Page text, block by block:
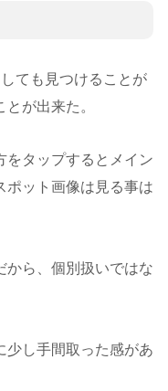
ても見つけることが
が出来た。
をタップするとメイン
ポット画像は見る事は
から、個別扱いではな
少し手間取った感があ